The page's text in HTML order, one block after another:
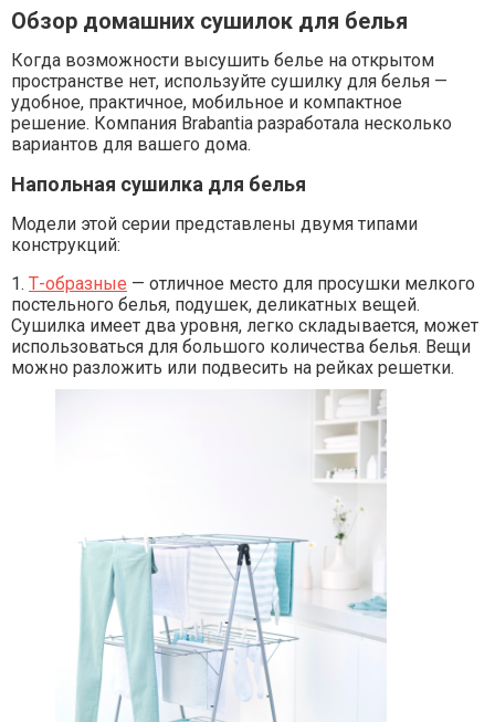
Обзор домашних сушилок для белья
Когда возможности высушить белье на открытом
пространстве нет, используйте сушилку для белья —
удобное, практичное, мобильное и компактное
решение. Компания Brabantia разработала несколько
вариантов для вашего дома.
Напольная сушилка для белья
Модели этой серии представлены двумя типами
конструкций:
1. Т-образные — отличное место для просушки мелкого
постельного белья, подушек, деликатных вещей.
Сушилка имеет два уровня, легко складывается, может
использоваться для большого количества белья. Вещи
можно разложить или подвесить на рейках решетки.